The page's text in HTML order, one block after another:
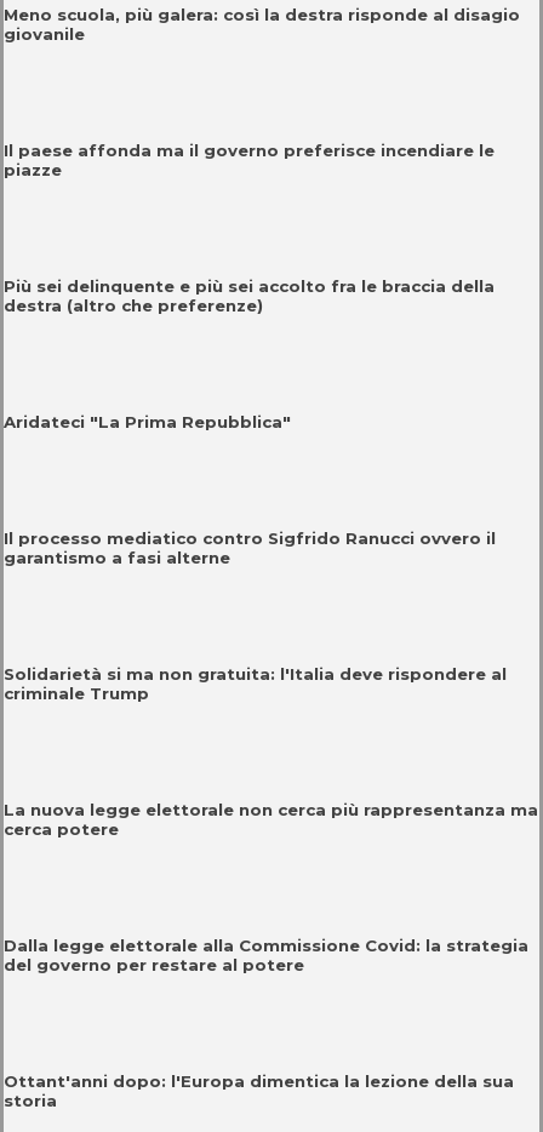
Meno scuola, più galera: così la destra risponde al disagio
giovanile
Il paese affonda ma il governo preferisce incendiare le
piazze
Più sei delinquente e più sei accolto fra le braccia della
destra (altro che preferenze)
Aridateci "La Prima Repubblica"
Il processo mediatico contro Sigfrido Ranucci ovvero il
garantismo a fasi alterne
Solidarietà si ma non gratuita: l'Italia deve rispondere al
criminale Trump
La nuova legge elettorale non cerca più rappresentanza ma
cerca potere
Dalla legge elettorale alla Commissione Covid: la strategia
del governo per restare al potere
Ottant'anni dopo: l'Europa dimentica la lezione della sua
storia